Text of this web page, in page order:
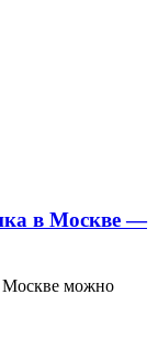
в Москве —
Москве можно